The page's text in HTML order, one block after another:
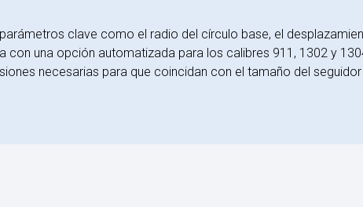
clave como el radio del círculo base, el
con una opción automatizada para los calibres 911, 1302 y
necesarias para que coincidan con el tamaño del